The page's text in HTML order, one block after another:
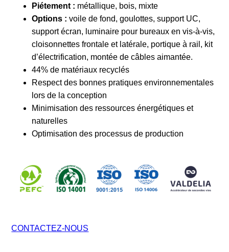
Piétement : métallique, bois, mixte
Options : voile de fond, goulottes, support UC,
support écran, luminaire pour bureaux en vis-à-vis,
cloisonnettes frontale et latérale, portique à rail, kit
d’électrification, montée de câbles aimantée.
44% de matériaux recyclés
Respect des bonnes pratiques environnementales
lors de la conception
Minimisation des ressources énergétiques et
naturelles
Optimisation des processus de production
CONTACTEZ-NOUS